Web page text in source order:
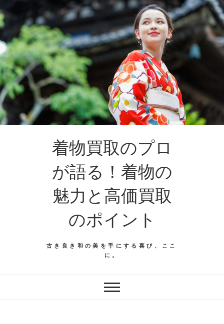
着物買取のプロ
が語る！着物の
魅力と高価買取
のポイント
古き良き和の美を手にする喜び、ここ
に。